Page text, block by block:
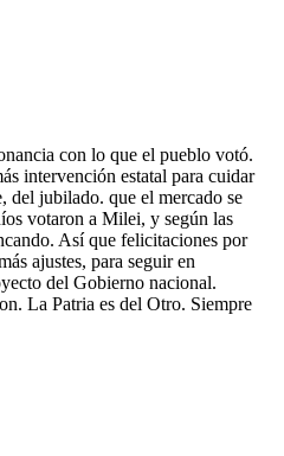
con lo que el pueblo votó.
intervención estatal para cuidar
del jubilado. que el mercado se
votaron a Milei, y según las
Así que felicitaciones por
ajustes, para seguir en
del Gobierno nacional.
La Patria es del Otro. Siempre